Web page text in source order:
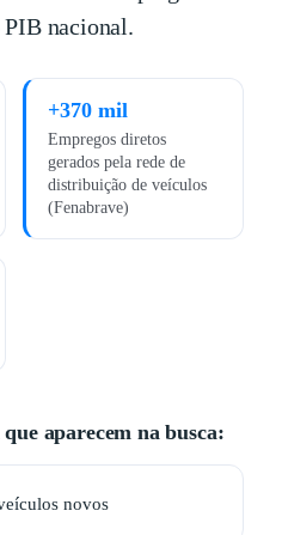
nacional.
+370 mil
Empregos diretos
gerados pela rede de
distribuição de veículos
(Fenabrave)
aparecem na busca:
novos